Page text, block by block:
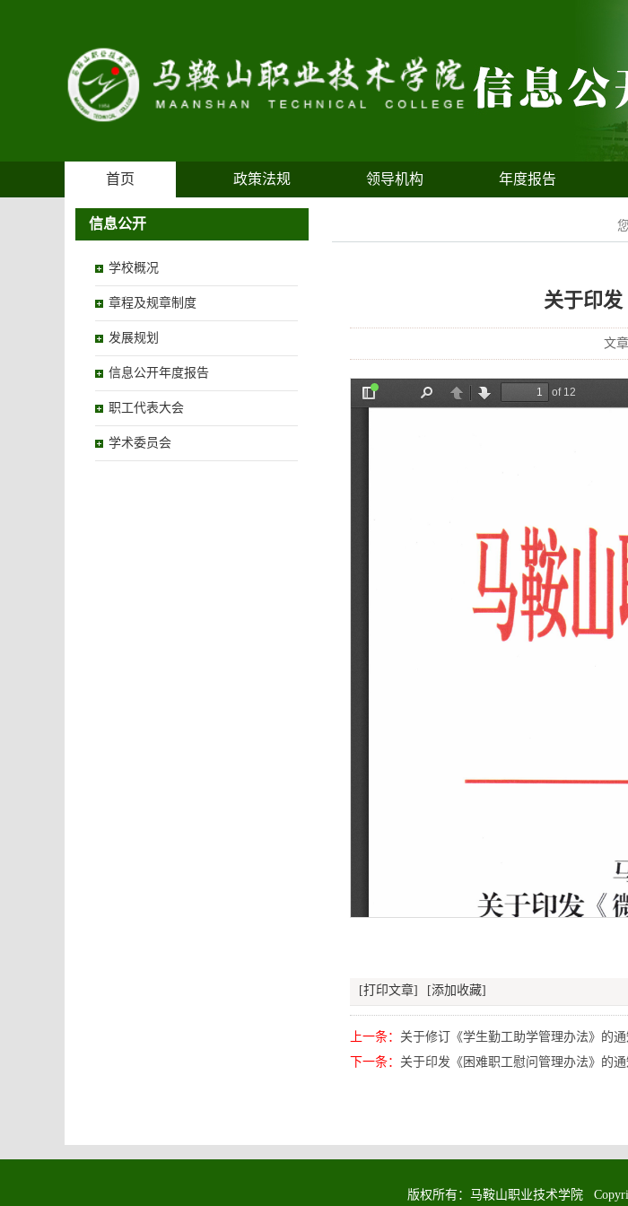
首页 政策法规 领导机构 年度报告
信息公开
学校概况
章程及规章制度
发展规划
信息公开年度报告
职工代表大会
学术委员会
关于印
文
[打印文章] [添加收藏]
上一条： 关于修订《学生勤工助学管理办法》的通
下一条： 关于印发《困难职工慰问管理办法》的通
版权所有：马鞍山职业技术学院